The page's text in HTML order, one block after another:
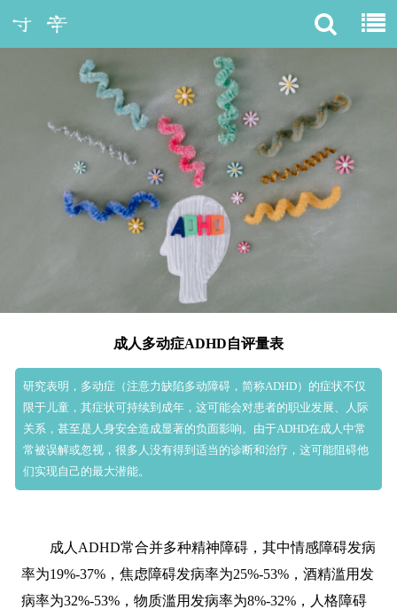
成人多动症ADHD自评量表
研究表明，多动症（注意力缺陷多动障碍，简称ADHD）的症状不仅
限于儿童，其症状可持续到成年，这可能会对患者的职业发展、人际
关系，甚至是人身安全造成显著的负面影响。由于ADHD在成人中常
常被误解或忽视，很多人没有得到适当的诊断和治疗，这可能阻碍他
们实现自己的最大潜能。
成人ADHD常合并多种精神障碍，其中情感障碍发病
率为19%-37%，焦虑障碍发病率为25%-53%，酒精滥用发
病率为32%-53%，物质滥用发病率为8%-32%，人格障碍